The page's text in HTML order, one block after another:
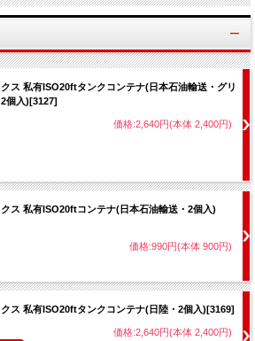
クス 私有ISO20ftタンクコンテナ(日本石油輸送・グリ
個入)[3127]
価格:2,640円(本体 2,400円)
クス 私有ISO20ftコンテナ(日本石油輸送・2個入)
価格:990円(本体 900円)
クス 私有ISO20ftタンクコンテナ(日陸・2個入)[3169]
価格:2,640円(本体 2,400円)